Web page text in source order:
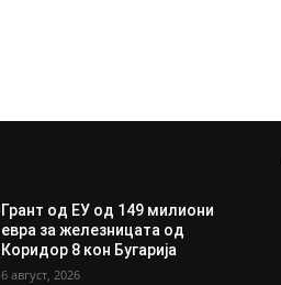
Грант од ЕУ од 149 милиони
евра за железницата од
Коридор 8 кон Бугарија
6 август, 2026